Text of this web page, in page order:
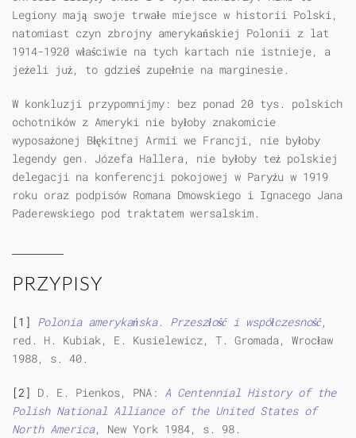
Legiony mają swoje trwałe miejsce w historii Polski,
natomiast czyn zbrojny amerykańskiej Polonii z lat
1914-1920 właściwie na tych kartach nie istnieje, a
jeżeli już, to gdzieś zupełnie na marginesie.
W konkluzji przypomnijmy: bez ponad 20 tys. polskich
ochotników z Ameryki nie byłoby znakomicie
wyposażonej Błękitnej Armii we Francji, nie byłoby
legendy gen. Józefa Hallera, nie byłoby też polskiej
delegacji na konferencji pokojowej w Paryżu w 1919
roku oraz podpisów Romana Dmowskiego i Ignacego Jana
Paderewskiego pod traktatem wersalskim.
PRZYPISY
[1] Polonia amerykańska. Przeszłość i współczesność,
red. H. Kubiak, E. Kusielewicz, T. Gromada, Wrocław
1988, s. 40.
[2] D. E. Pienkos, PNA: A Centennial History of the
Polish National Alliance of the United States of
North America, New York 1984, s. 98.